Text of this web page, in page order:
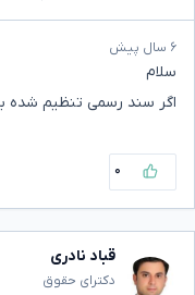
۶ سال پیش
سلام
اگر سند رسمی تنظیم شده
۰
قباد نادری
دکترای حقوق